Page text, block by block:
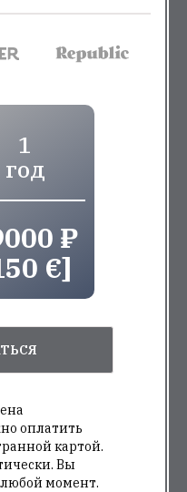
1
год
₽
€]
оплатить
картой.
Вы
любой момент.